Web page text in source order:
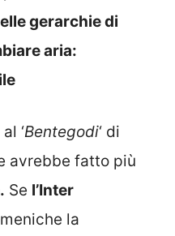
gerarchie di
aria:
‘Bentegodi‘ di
avrebbe fatto più
Se l’Inter
la